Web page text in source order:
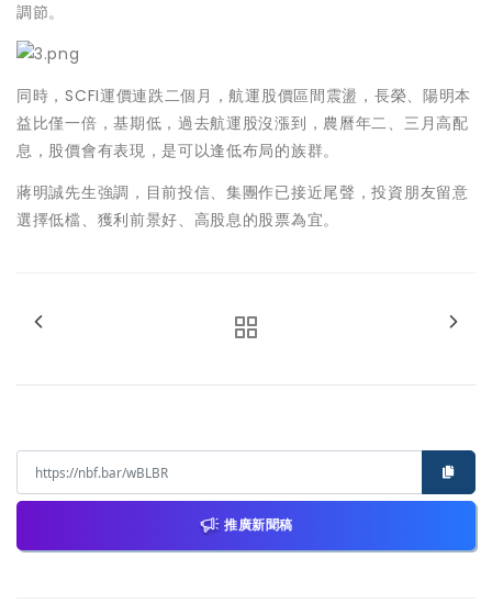
調節。
同時，SCFI運價連跌二個月，航運股價區間震盪，長榮、陽明本
益比僅一倍，基期低，過去航運股沒漲到，農曆年二、三月高配
息，股價會有表現，是可以逢低布局的族群。
蔣明誠先生強調，目前投信、集團作已接近尾聲，投資朋友留意
選擇低檔、獲利前景好、高股息的股票為宜。
推廣新聞稿